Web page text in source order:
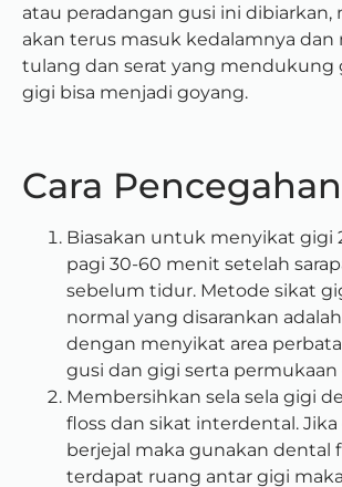
atau peradangan gusi ini dibiarkan,
akan terus masuk kedalamnya dan
tulang dan serat yang mendukung
gigi bisa menjadi goyang.
Cara Pencegahan
Biasakan untuk menyikat gigi
pagi 30-60 menit setelah
sebelum tidur. Metode sikat
normal yang disarankan adalah
dengan menyikat area
gusi dan gigi serta permukaan
Membersihkan sela sela gigi
floss dan sikat interdental. Jika
berjejal maka gunakan dental
terdapat ruang antar gigi